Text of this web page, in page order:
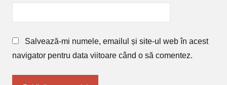
Salvează-mi numele, emailul și site-ul web în acest
navigator pentru data viitoare când o să comentez.